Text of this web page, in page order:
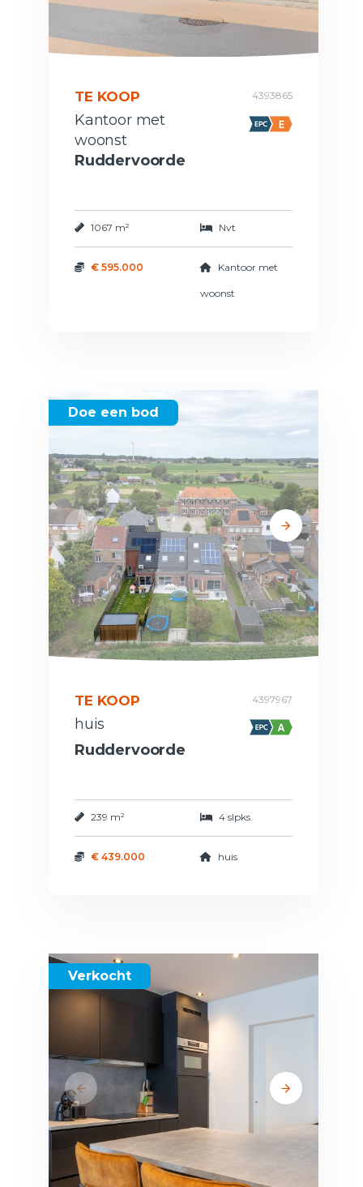
TE KOOP 4393865
Kantoor met
woonst
Ruddervoorde
1067 m² Nvt
€ 595.000 Kantoor met
woonst
Doe een bod
TE KOOP 4397967
huis
Ruddervoorde
239 m² 4 slpks.
€ 439.000 huis
Verkocht